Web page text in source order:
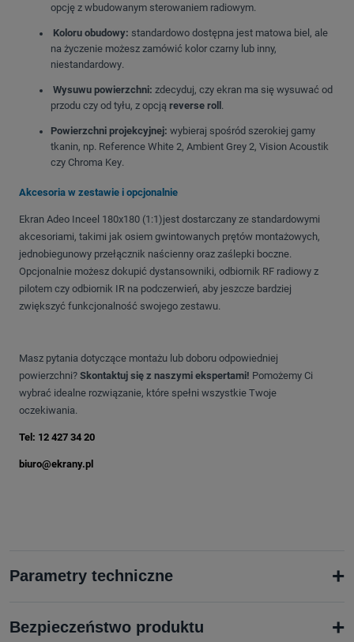
opcję z wbudowanym sterowaniem radiowym.
Koloru obudowy: standardowo dostępna jest matowa biel, ale
na życzenie możesz zamówić kolor czarny lub inny,
niestandardowy.
Wysuwu powierzchni: zdecyduj, czy ekran ma się wysuwać od
przodu czy od tyłu, z opcją reverse roll .
Powierzchni projekcyjnej: wybieraj spośród szerokiej gamy
tkanin, np. Reference White 2, Ambient Grey 2, Vision Acoustik
czy Chroma Key.
Akcesoria w zestawie i opcjonalnie
Ekran Adeo Inceel 180x180 (1:1)jest dostarczany ze standardowymi
akcesoriami, takimi jak osiem gwintowanych prętów montażowych,
jednobiegunowy przełącznik naścienny oraz zaślepki boczne.
Opcjonalnie możesz dokupić dystansowniki, odbiornik RF radiowy z
pilotem czy odbiornik IR na podczerwień, aby jeszcze bardziej
zwiększyć funkcjonalność swojego zestawu.
Masz pytania dotyczące montażu lub doboru odpowiedniej
powierzchni? Skontaktuj się z naszymi ekspertami! Pomożemy Ci
wybrać idealne rozwiązanie, które spełni wszystkie Twoje
oczekiwania.
Tel: 12 427 34 20
biuro@ekrany.pl
Parametry techniczne +
Bezpieczeństwo produktu +